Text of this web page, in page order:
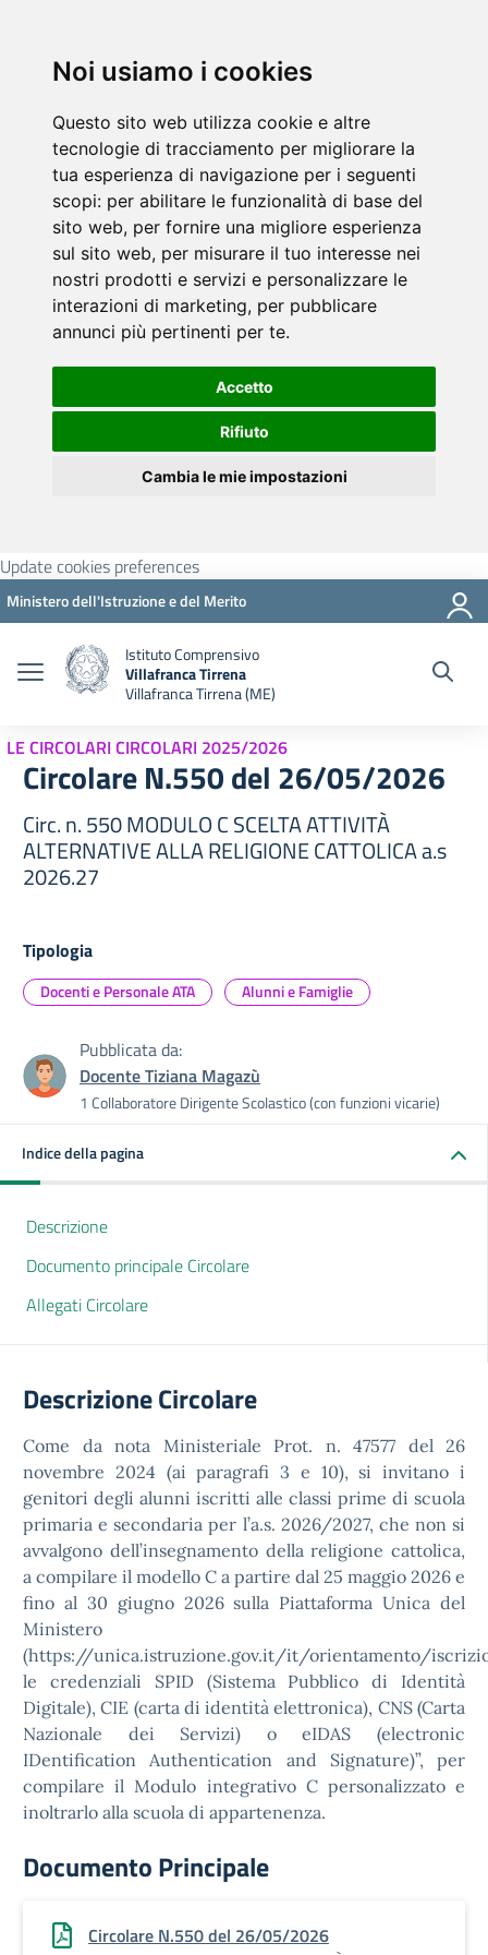
Noi usiamo i cookies
Questo sito web utilizza cookie e altre
tecnologie di tracciamento per migliorare la
tua esperienza di navigazione per i seguenti
scopi: per abilitare le funzionalità di base del
sito web, per fornire una migliore esperienza
sul sito web, per misurare il tuo interesse nei
nostri prodotti e servizi e personalizzare le
interazioni di marketing, per pubblicare
annunci più pertinenti per te.
Accetto
Rifiuto
Cambia le mie impostazioni
Update cookies preferences
Ministero dell'Istruzione e del Merito
Istituto Comprensivo
Villafranca Tirrena
Villafranca Tirrena (ME)
LE CIRCOLARI CIRCOLARI 2025/2026
Circolare N.550 del 26/05/2026
Circ. n. 550 MODULO C SCELTA ATTIVITÀ
ALTERNATIVE ALLA RELIGIONE CATTOLICA a.s
2026.27
Tipologia
Docenti e Personale ATA Alunni e Famiglie
Pubblicata da:
Docente Tiziana Magazù
1 Collaboratore Dirigente Scolastico (con funzioni vicarie)
Indice della pagina
Descrizione
Documento principale Circolare
Allegati Circolare
Descrizione Circolare
Come da nota Ministeriale Prot. n. 47577 del 26
novembre 2024 (ai paragrafi 3 e 10), si invitano i
genitori degli alunni iscritti alle classi prime di scuola
primaria e secondaria per l’a.s. 2026/2027, che non si
avvalgono dell’insegnamento della religione cattolica,
a compilare il modello C a partire dal 25 maggio 2026 e
fino al 30 giugno 2026 sulla Piattaforma Unica del
Ministero
(https://unica.istruzione.gov.it/it/orientamento/
le credenziali SPID (Sistema Pubblico di Identità
Digitale), CIE (carta di identità elettronica), CNS (Carta
Nazionale dei Servizi) o eIDAS (electronic
IDentification Authentication and Signature)”, per
compilare il Modulo integrativo C personalizzato e
inoltrarlo alla scuola di appartenenza.
Documento Principale
Circolare N.550 del 26/05/2026